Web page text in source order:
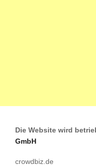
Die Website wird
GmbH
crowdbiz.de